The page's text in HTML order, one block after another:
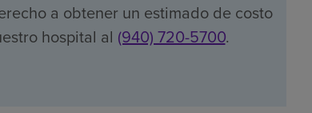
a obtener un estimado de costo
hospital al (940) 720-5700.